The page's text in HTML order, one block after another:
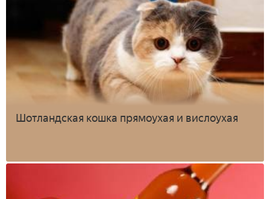
Шотландская кошка прямоухая и вислоухая